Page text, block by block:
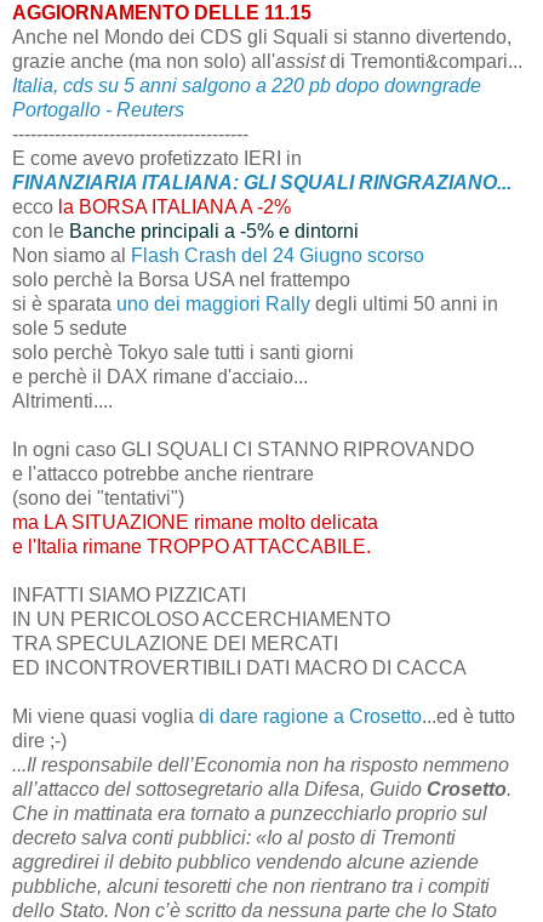
AGGIORNAMENTO DELLE 11.15
Anche nel Mondo dei CDS gli Squali si stanno divertendo,
grazie anche (ma non solo) all'assistdi Tremonti&compari...
Italia, cds su 5 anni salgono a 220 pb dopo downgrade
Portogallo - Reuters
---------------------------------------
E come avevo profetizzato IERI in
FINANZIARIA ITALIANA: GLI SQUALI RINGRAZIANO...
ecco la BORSA ITALIANA A -2%
con le Banche principali a -5% e dintorni
Non siamo al
Flash Crash del 24 Giugno scorso
solo perchè la Borsa USA nel frattempo
si è sparata uno dei maggiori Rally degli ultimi 50 anni in
sole 5 sedute
solo perchè Tokyo sale tutti i santi giorni
e perchè il DAX rimane d'acciaio...
Altrimenti....
In ogni caso GLI SQUALI CI STANNO RIPROVANDO
e l'attacco potrebbe anche rientrare
(sono dei "tentativi")
ma LA SITUAZIONE rimane molto delicata
e l'Italia rimane TROPPO ATTACCABILE.
INFATTI SIAMO PIZZICATI
IN UN PERICOLOSO ACCERCHIAMENTO
TRA SPECULAZIONE DEI MERCATI
ED INCONTROVERTIBILI DATI MACRO DI CACCA
Mi viene quasi voglia di dare ragione a Crosetto...ed è tutto
dire ;-)
...Il responsabile dell’Economia non ha risposto nemmeno
all’attacco del sottosegretario alla Difesa, Guido Crosetto.
Che in mattinata era tornato a punzecchiarlo proprio sul
decreto salva conti pubblici: «Io al posto di Tremonti
aggredirei il debito pubblico vendendo alcune aziende
pubbliche, alcuni tesoretti che non rientrano tra i compiti
dello Stato. Non c’è scritto da nessuna parte che lo Stato